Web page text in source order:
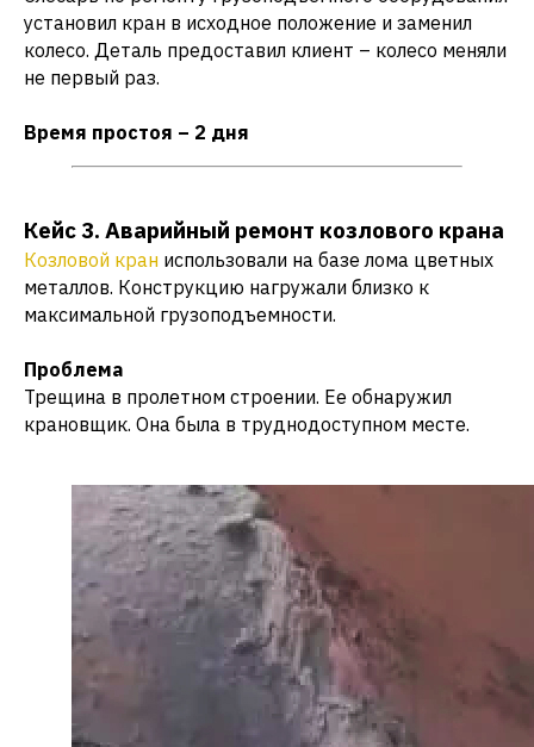
установил кран в исходное положение и заменил
колесо. Деталь предоставил клиент – колесо меняли
не первый раз.
Время простоя – 2 дня
Кейс 3. Аварийный ремонт козлового крана
Козловой кран использовали на базе лома цветных
металлов. Конструкцию нагружали близко к
максимальной грузоподъемности.
Проблема
Трещина в пролетном строении. Ее обнаружил
крановщик. Она была в труднодоступном месте.